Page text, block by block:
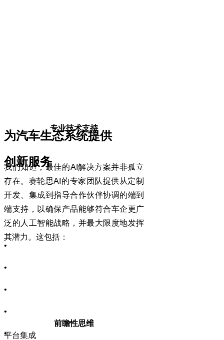
专业技术支持
我们知道，最佳的AI 解决方案并非孤立
存在。赛轮思AI 的专家团队提供从定制
开发、集成到指导合作伙伴协调的端到
端支持，以确保产品能够符合车企更广
泛的人工智能战略，并最大限度地发挥
其潜力。这包括：
•
•
•
•
•
平台集成
为汽车生态系统提供
创新服务
前瞻性思维